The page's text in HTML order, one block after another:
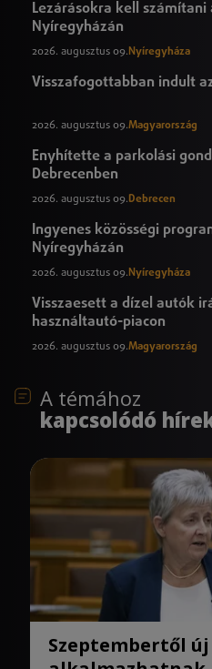
Lezárásokra kell számítani
Nyíregyházán
2026. augusztus 09. Nyíregyháza
Visszafogottabban indult
2026. augusztus 09.Magyarország
Enyhítette a parkolási
Debrecenben
2026. augusztus 09.Debrecen
Ingyenes közösségi
Nyíregyházán
2026. augusztus 09. Nyíregyháza
Visszaesett a dízel autók
használtautó-piacon
2026. augusztus 09.Magyarország
A témához
kapcsolódó
Szeptembertől